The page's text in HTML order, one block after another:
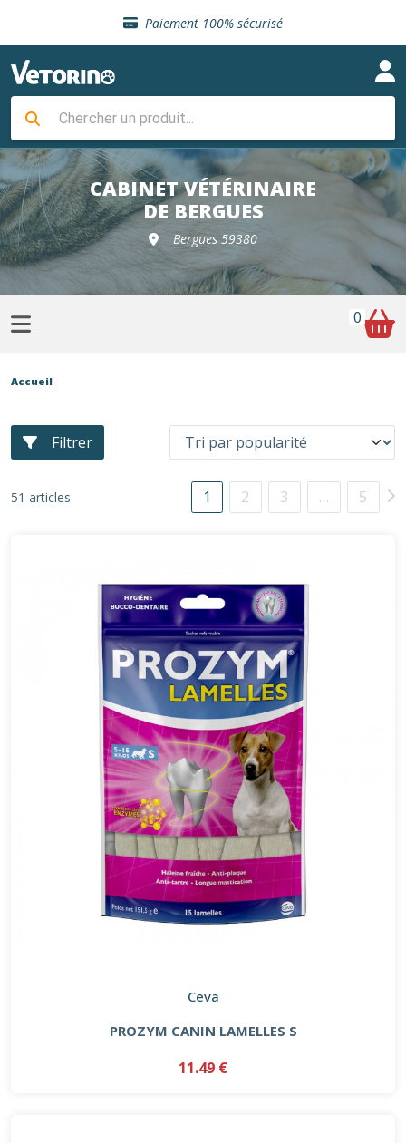
Paiement 100% sécurisé
Livraison gratuite en clinique vétérinaire
Sélection de croquettes vétérinaire
Livraison gratuite en clinique vétérinaire
Retour gratuit en clinique
Sélection de croquettes vétérinaire
CABINET VÉTÉRINAIRE
DE BERGUES
Bergues 59380
0
Accueil
Filtrer
51 articles 1 2 3 … 5
Ceva
PROZYM CANIN LAMELLES S
11.49 €